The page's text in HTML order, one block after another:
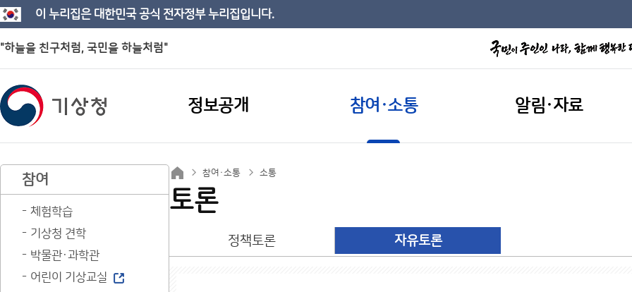
이 누리집은 대한민국 공식 전자정부 누리집입니다.
"하늘을 친구처럼, 국민을 하늘처럼"
정보공개 참여·소통 알림·자료
참여
체험학습
기상청 견학
박물관·과학관
어린이 기상교실
참여·소통 소통
토론
정책토론 자유토론